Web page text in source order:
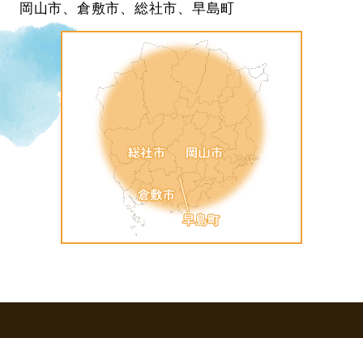
岡山市、倉敷市、総社市、早島町